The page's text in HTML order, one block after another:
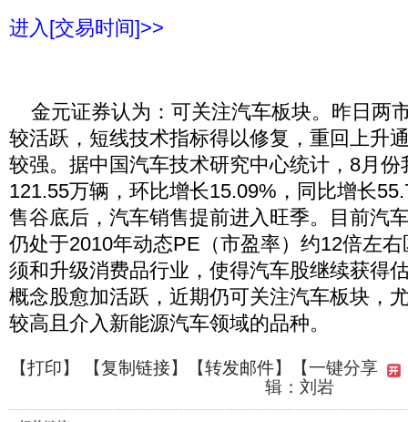
进入[交易时间]>>
金元证券认为：可关注汽车板块。昨日两
较活跃，短线技术指标得以修复，重回上升
较强。据中国汽车技术研究中心统计，8月
121.55万辆，环比增长15.09%，同比增长
售谷底后，汽车销售提前进入旺季。目前汽
仍处于2010年动态PE（市盈率）约12倍左
须和升级消费品行业，使得汽车股继续获得
概念股愈加活跃，近期仍可关注汽车板块，
较高且介入新能源汽车领域的品种。
【打印】 【复制链接】【转发邮件】
【一键分享
辑：刘岩